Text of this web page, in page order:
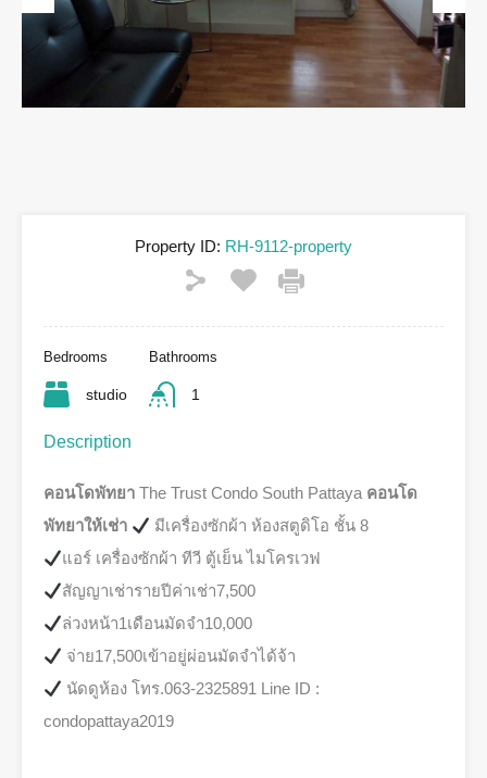
Previous Next
Property ID: RH-9112-property
Bedrooms
studio
Bathrooms
1
Description
คอนโดพัทยา The Trust Condo South Pattaya คอนโด
พัทยาให้เช่า
มีเครื่องซักผ้า ห้องสตูดิโอ ชั้น 8
แอร์ เครื่องซักผ้า ทีวี ตู้เย็น ไมโครเวฟ
สัญญาเช่ารายปีค่าเช่า7,500
ล่วงหน้า1เดือนมัดจำ10,000
จ่าย17,500เข้าอยู่ผ่อนมัดจำได้จ้า
นัดดูห้อง โทร.063-2325891 Line ID :
condopattaya2019